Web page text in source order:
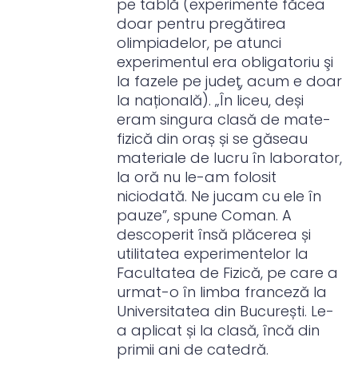
pe tablă (experimente făcea
doar pentru pregătirea
olimpiadelor, pe atunci
experimentul era obligatoriu şi
la fazele pe judeţ, acum e doar
la națională). „În liceu, deși
eram singura clasă de mate-
fizică din oraș și se găseau
materiale de lucru în laborator,
la oră nu le-am folosit
niciodată. Ne jucam cu ele în
pauze”, spune Coman. A
descoperit însă plăcerea și
utilitatea experimentelor la
Facultatea de Fizică, pe care a
urmat-o în limba franceză la
Universitatea din București. Le-
a aplicat și la clasă, încă din
primii ani de catedră.